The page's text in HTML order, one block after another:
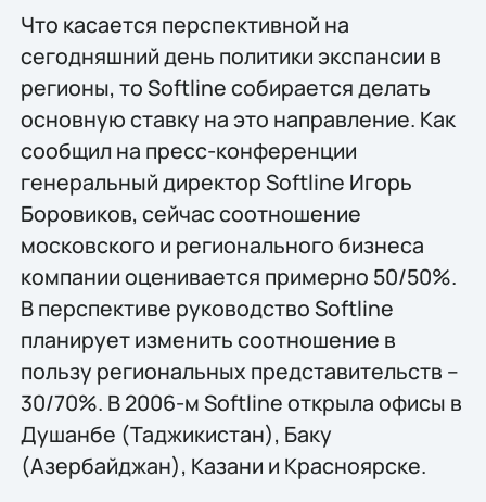
Что касается перспективной на
сегодняшний день политики экспансии в
регионы, то Softline собирается делать
основную ставку на это направление. Как
сообщил на пресс-конференции
генеральный директор Softline Игорь
Боровиков, сейчас соотношение
московского и регионального бизнеса
компании оценивается примерно 50/50%.
В перспективе руководство Softline
планирует изменить соотношение в
пользу региональных представительств –
30/70%. В 2006-м Softline открыла офисы в
Душанбе (Таджикистан), Баку
(Азербайджан), Казани и Красноярске.